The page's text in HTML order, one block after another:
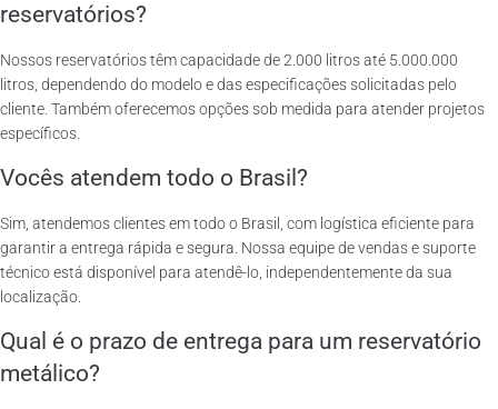
reservatórios?
Nossos reservatórios têm capacidade de 2.000 litros até 5.000.000
litros, dependendo do modelo e das especificações solicitadas pelo
cliente. Também oferecemos opções sob medida para atender projetos
específicos.
Vocês atendem todo o Brasil?
Sim, atendemos clientes em todo o Brasil, com logística eficiente para
garantir a entrega rápida e segura. Nossa equipe de vendas e suporte
técnico está disponível para atendê-lo, independentemente da sua
localização.
Qual é o prazo de entrega para um reservatório
metálico?